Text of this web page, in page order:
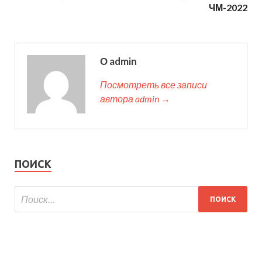
ЧМ-2022
О admin
Посмотреть все записи
автора admin →
ПОИСК